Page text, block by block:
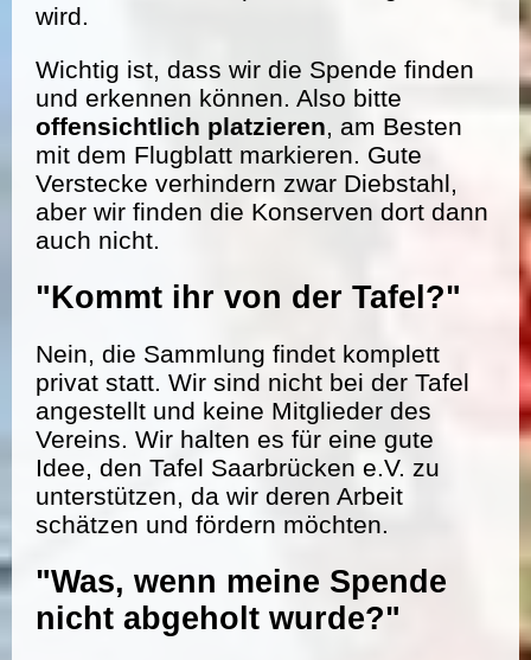
wird.
Wichtig ist, dass wir die Spende finden
und erkennen können. Also bitte
offensichtlich platzieren, am Besten
mit dem Flugblatt markieren. Gute
Verstecke verhindern zwar Diebstahl,
aber wir finden die Konserven dort dann
auch nicht.
"Kommt ihr von der Tafel?"
Nein, die Sammlung findet komplett
privat statt. Wir sind nicht bei der Tafel
angestellt und keine Mitglieder des
Vereins. Wir halten es für eine gute
Idee, den Tafel Saarbrücken e.V. zu
unterstützen, da wir deren Arbeit
schätzen und fördern möchten.
"Was, wenn meine Spende
nicht abgeholt wurde?"